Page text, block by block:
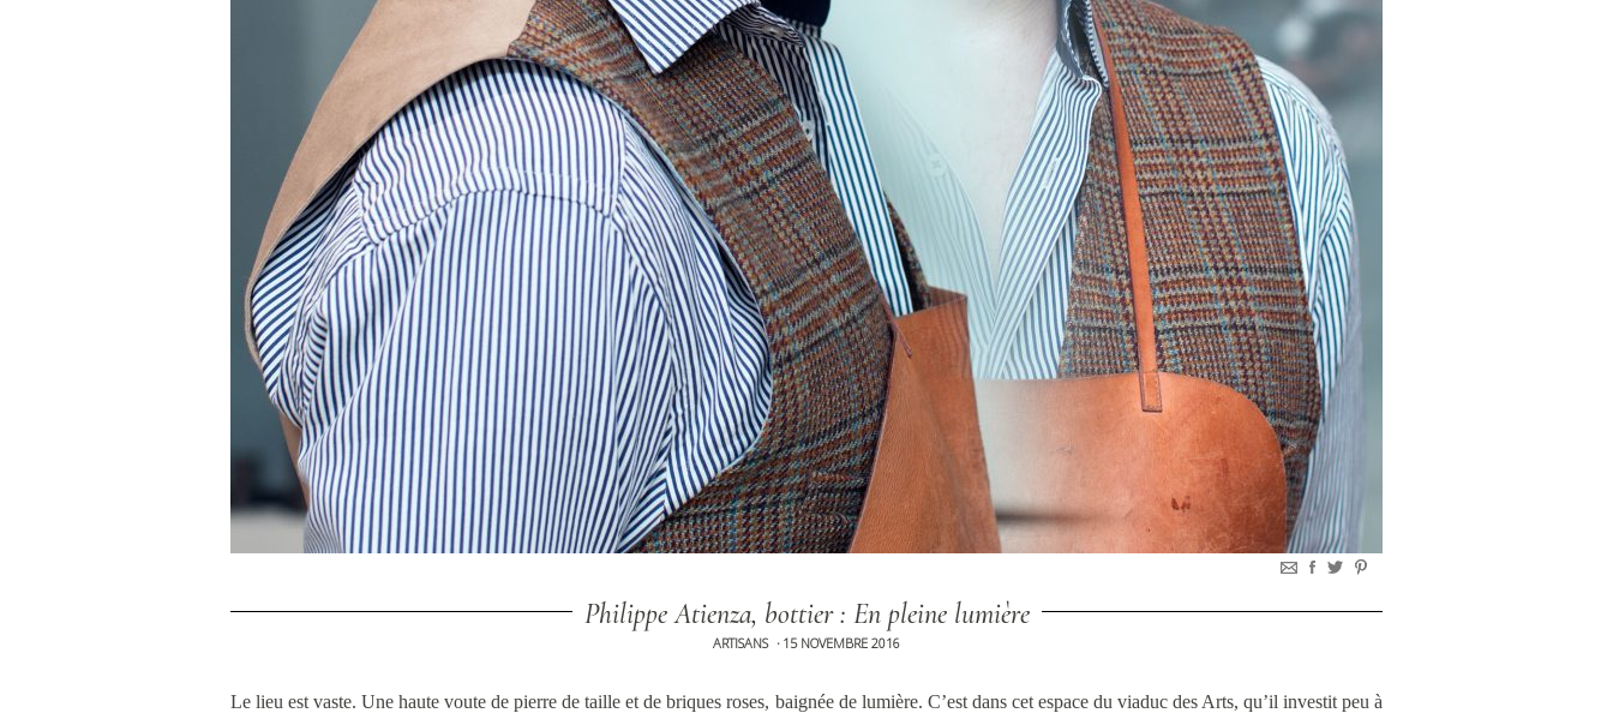
Philippe Atienza, bottier : En pleine lumière
ARTISANS • 15 NOVEMBRE 2016
Le lieu est vaste. Une haute voute de pierre de taille et de briques roses, baignée de lumière. C’est dans cet espace du viaduc des Arts, qu’il investit peu à